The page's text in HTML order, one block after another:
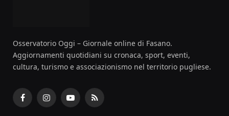
Osservatorio Oggi – Giornale online di Fasano.
Aggiornamenti quotidiani su cronaca, sport, eventi,
cultura, turismo e associazionismo nel territorio pugliese.
FacebookInstagramYouTubeRSS